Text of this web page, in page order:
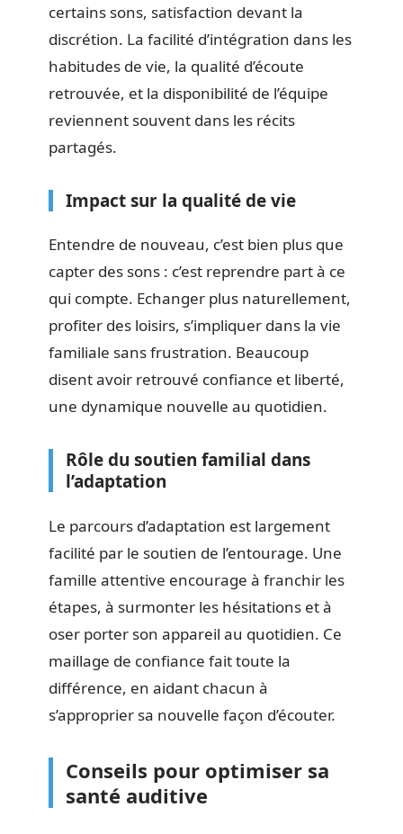
certains sons, satisfaction devant la
discrétion. La facilité d’intégration dans les
habitudes de vie, la qualité d’écoute
retrouvée, et la disponibilité de l’équipe
reviennent souvent dans les récits
partagés.
Impact sur la qualité de vie
Entendre de nouveau, c’est bien plus que
capter des sons : c’est reprendre part à ce
qui compte. Echanger plus naturellement,
profiter des loisirs, s’impliquer dans la vie
familiale sans frustration. Beaucoup
disent avoir retrouvé confiance et liberté,
une dynamique nouvelle au quotidien.
Rôle du soutien familial dans
l’adaptation
Le parcours d’adaptation est largement
facilité par le soutien de l’entourage. Une
famille attentive encourage à franchir les
étapes, à surmonter les hésitations et à
oser porter son appareil au quotidien. Ce
maillage de confiance fait toute la
différence, en aidant chacun à
s’approprier sa nouvelle façon d’écouter.
Conseils pour optimiser sa
santé auditive